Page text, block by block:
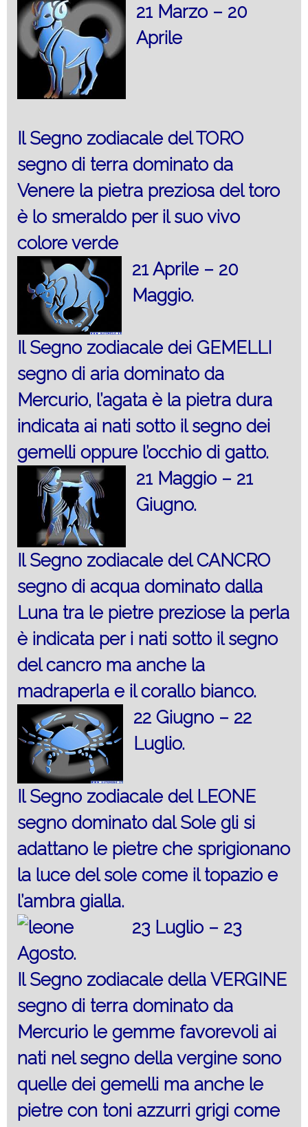
21 Marzo – 20
Aprile
Il Segno zodiacale del TORO
segno di terra dominato da
Venere la pietra preziosa del toro
è lo smeraldo per il suo vivo
colore verde
21 Aprile – 20
Maggio.
Il Segno zodiacale dei GEMELLI
segno di aria dominato da
Mercurio, l’agata è la pietra dura
indicata ai nati sotto il segno dei
gemelli oppure l’occhio di gatto.
21 Maggio – 21
Giugno.
Il Segno zodiacale del CANCRO
segno di acqua dominato dalla
Luna tra le pietre preziose la perla
è indicata per i nati sotto il segno
del cancro ma anche la
madraperla e il corallo bianco.
22 Giugno – 22
Luglio.
Il Segno zodiacale del LEONE
segno dominato dal Sole gli si
adattano le pietre che sprigionano
la luce del sole come il topazio e
l’ambra gialla.
23 Luglio – 23
Agosto.
Il Segno zodiacale della VERGINE
segno di terra dominato da
Mercurio le gemme favorevoli ai
nati nel segno della vergine sono
quelle dei gemelli ma anche le
pietre con toni azzurri grigi come